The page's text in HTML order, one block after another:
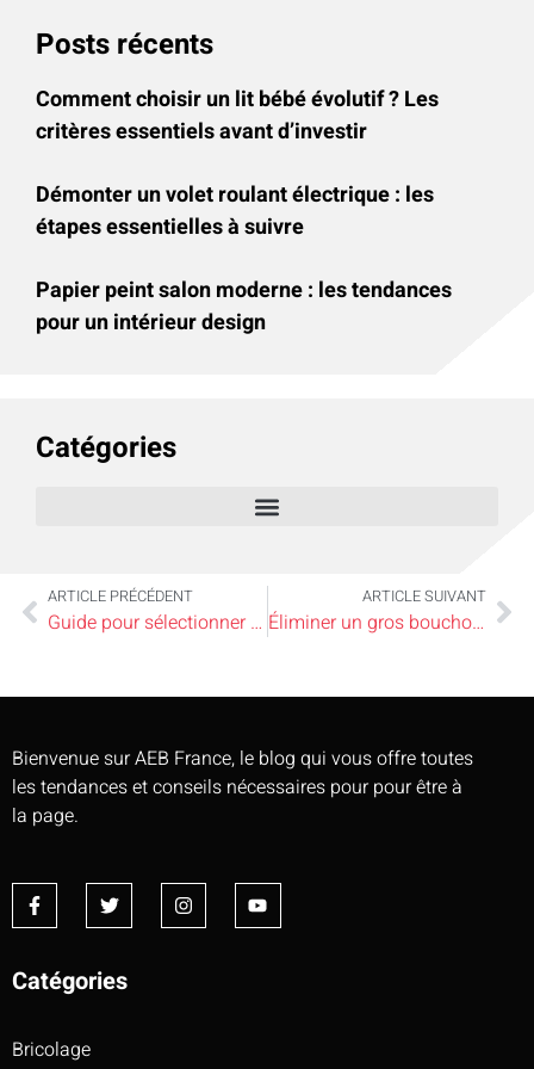
Posts récents
Comment choisir un lit bébé évolutif ? Les
critères essentiels avant d’investir
Démonter un volet roulant électrique : les
étapes essentielles à suivre
Papier peint salon moderne : les tendances
pour un intérieur design
Catégories
ARTICLE PRÉCÉDENT
Guide pour sélectionner la bâche de jardin idéale
ARTICLE SUIVANT
Éliminer un gros bouchon dans une canalisation avec des solutions écologiques et économiques
Bienvenue sur AEB France, le blog qui vous offre toutes
les tendances et conseils nécessaires pour pour être à
la page.
Catégories
Bricolage